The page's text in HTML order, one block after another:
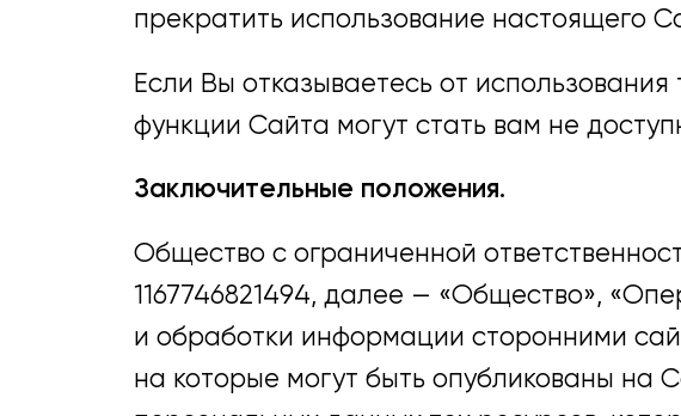
прекратить использование настоящего
Если Вы отказываетесь от
функции Сайта могут стать вам не
Заключительные положения.
Общество с ограниченной
1167746821494, далее — «Общество»,
и обработки информации сторонними
на которые могут быть опубликованы на